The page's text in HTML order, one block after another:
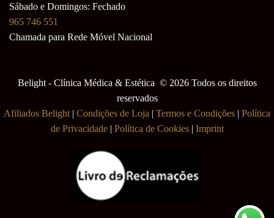
Sábado e Domingos: Fechado
965 746 551
Chamada para Rede Móvel Nacional
Belight - Clínica Médica & Estética © 2026 Todos os direitos
reservados
Afiliados Belight | Condições de Loja | Termos e Condições | Política
de Privacidade| Política de Cookies| Imprint